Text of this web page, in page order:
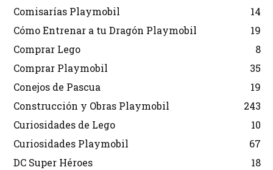
Comisarías Playmobil
14
Cómo Entrenar a tu Dragón Playmobil
19
Comprar Lego
8
Comprar Playmobil
35
Conejos de Pascua
19
Construcción y Obras Playmobil
243
Curiosidades de Lego
10
Curiosidades Playmobil
67
DC Super Héroes
18